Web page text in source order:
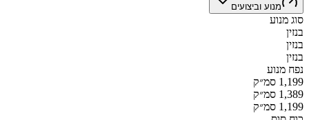
מנוע וביצועים
סוג מנוע
בנזין
בנזין
בנזין
נפח מנוע
1,199 סמ״ק
1,389 סמ״ק
1,199 סמ״ק